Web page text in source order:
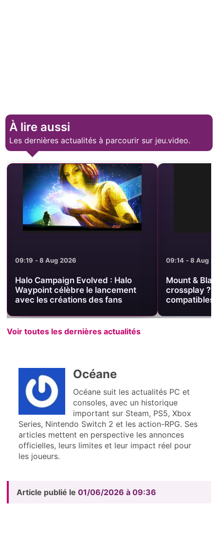
À lire aussi
Les dernières actualités à parcourir sur jeu.video.
09:19 - 8 Aug 2026
Halo Campaign Evolved : Halo
Waypoint célèbre le lancement
avec les créations des fans
09:14 - 8 Aug
Mount &
crossplay ?
compatibles
Voir toutes les dernières actualités
Océane
Océane suit les actualités PC et
consoles, avec un historique
important sur Steam, PS5, Xbox
Series, Nintendo Switch 2 et les action-RPG. Ses
articles mettent en perspective les annonces
officielles, leurs limites et leur impact réel pour
les joueurs.
Article publié le 01/06/2026 à 09:36